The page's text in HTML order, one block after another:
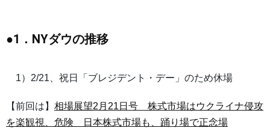
●1．NYダウの推移
1）2/21、祝日「ブレジデント・デー」のため休場
【前回は】 相場展望2月21日号 株式市場はウクライナ侵攻
を楽観視、危険 日本株式市場も、踊り場で正念場